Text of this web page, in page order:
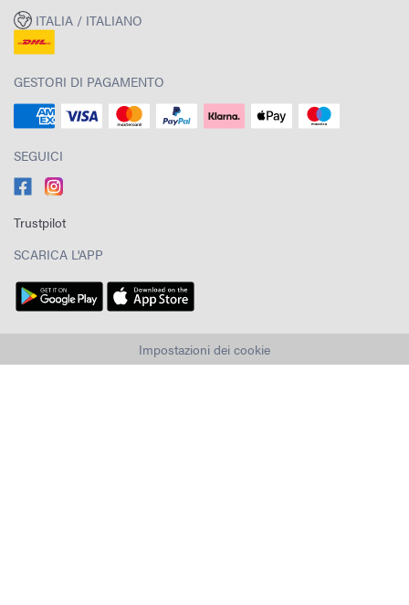
ITALIA / ITALIANO
GESTORI DI PAGAMENTO
SEGUICI
Trustpilot
SCARICA L'APP
Impostazioni dei cookie